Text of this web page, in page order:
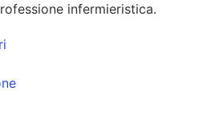
infermieristica.